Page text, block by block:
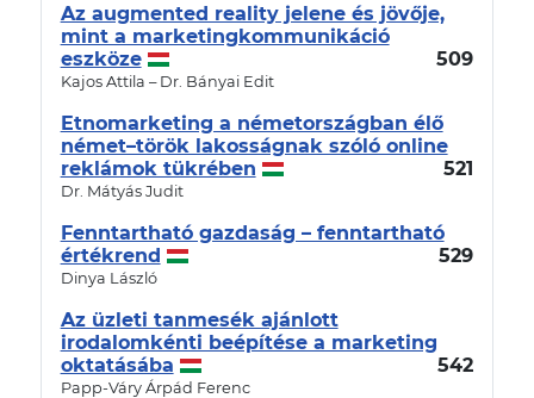
Az augmented reality jelene és jövője,
mint a marketingkommunikáció
eszköze
509
Kajos Attila – Dr. Bányai Edit
Etnomarketing a németországban élő
német–török lakosságnak szóló online
reklámok tükrében
521
Dr. Mátyás Judit
Fenntartható gazdaság – fenntartható
értékrend
529
Dinya László
Az üzleti tanmesék ajánlott
irodalomkénti beépítése a marketing
oktatásába
542
Papp-Váry Árpád Ferenc